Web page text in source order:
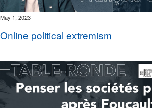
May 1, 2023
Online political extremism